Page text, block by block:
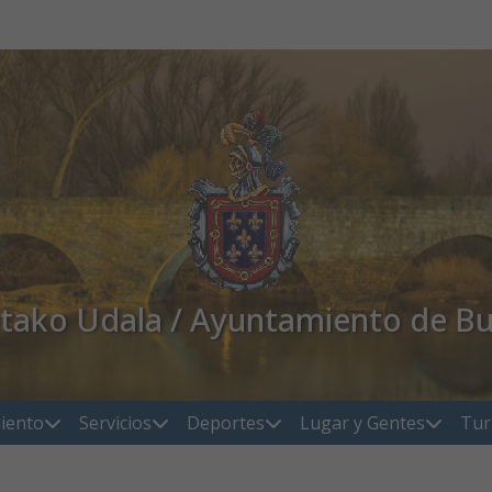
Udala / Ayuntamiento de
Servicios Deportes Lugar y Gentes